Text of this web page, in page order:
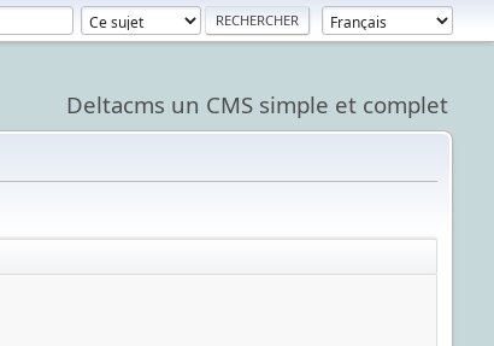
Deltacms un CMS simple et complet